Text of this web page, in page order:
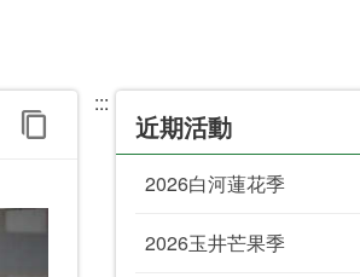
:::
近期活動
2026白河蓮花季
2026玉井芒果季